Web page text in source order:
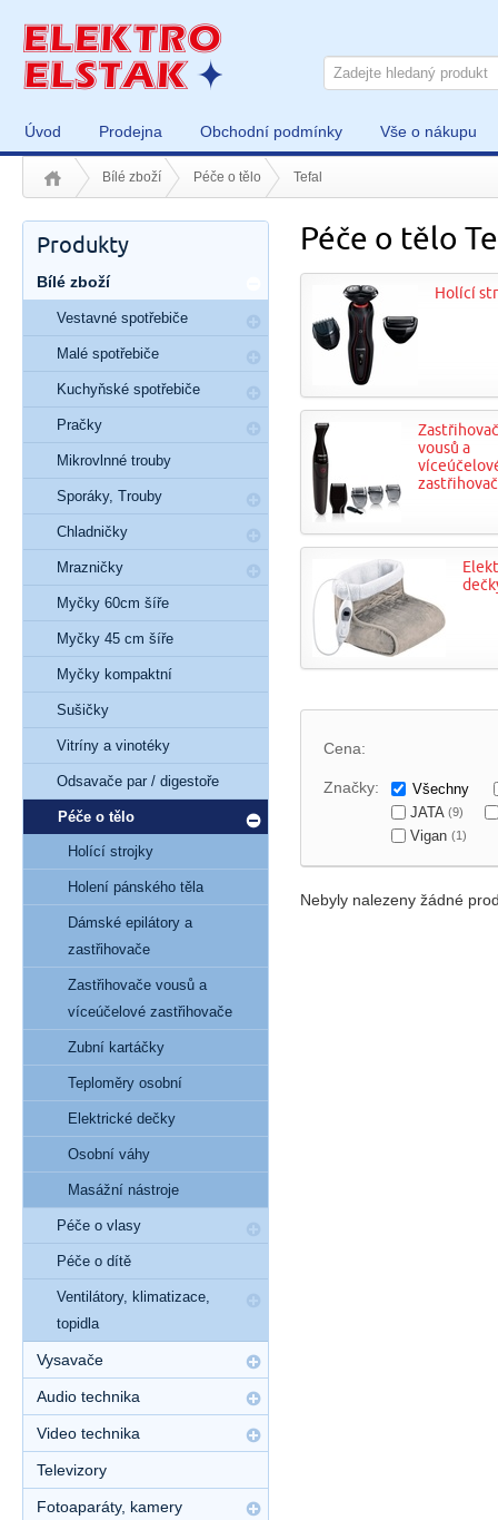
Úvod Prodejna Obchodní podmínky Vše o nákupu
Bílé zboží Péče o tělo Tefal
Péče o tělo
Holící
vousů a
Cena:
Značky:
Všechny
JATA (9)
Vigan (1)
Nebyly nalezeny žádné
Produkty
Bílé zboží
Vestavné spotřebiče
Malé spotřebiče
Kuchyňské spotřebiče
Pračky
Mikrovlnné trouby
Sporáky, Trouby
Chladničky
Mrazničky
Myčky 60cm šíře
Myčky 45 cm šíře
Myčky kompaktní
Sušičky
Vitríny a vinotéky
Odsavače par / digestoře
Péče o tělo
Holící strojky
Holení pánského těla
Dámské epilátory a
zastřihovače
Zastřihovače vousů a
víceúčelové zastřihovače
Zubní kartáčky
Teploměry osobní
Elektrické dečky
Osobní váhy
Masážní nástroje
Péče o vlasy
Péče o dítě
Ventilátory, klimatizace,
topidla
Vysavače
Audio technika
Video technika
Televizory
Fotoaparáty, kamery